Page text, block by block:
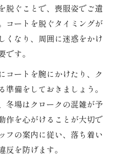
脱ぐことで、喪服姿でご遺
コートを脱ぐタイミングが
くなり、周囲に迷惑をかけ
す。
コートを腕にかけたり、ク
備をしておきましょう。
冬場はクロークの混雑が予
作を心がけることが大切で
フの案内に従い、落ち着い
を防げます。